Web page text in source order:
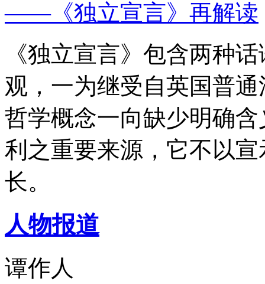
——《独立宣言》再解读
《独立宣言》包含两种
观，一为继受自英国普
哲学概念一向缺少明确
利之重要来源，它不以
长。
人物报道
谭作人